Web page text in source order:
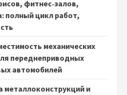
фитнес‑залов,
полный цикл работ,
механических
переднеприводных
автомобилей
и